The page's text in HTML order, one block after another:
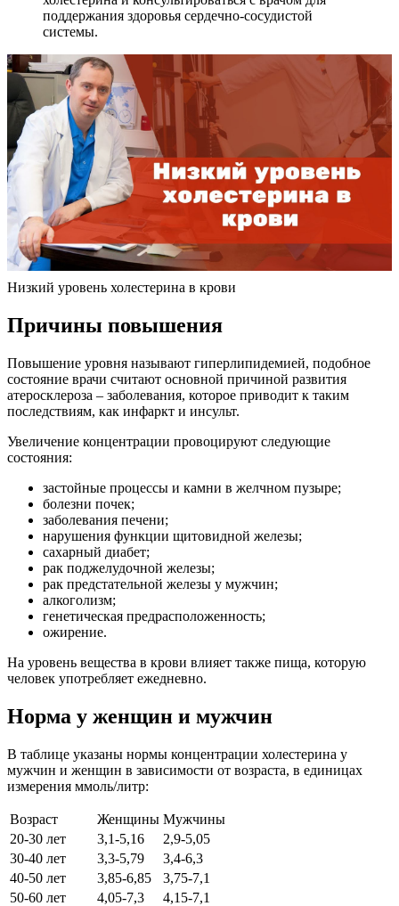
поддержания здоровья сердечно-сосудистой
системы.
Низкий уровень холестерина в крови
Причины повышения
Повышение уровня называют гиперлипидемией, подобное
состояние врачи считают основной причиной развития
атеросклероза – заболевания, которое приводит к таким
последствиям, как инфаркт и инсульт.
Увеличение концентрации провоцируют следующие
состояния:
застойные процессы и камни в желчном пузыре;
болезни почек;
заболевания печени;
нарушения функции щитовидной железы;
сахарный диабет;
рак поджелудочной железы;
рак предстательной железы у мужчин;
алкоголизм;
генетическая предрасположенность;
ожирение.
На уровень вещества в крови влияет также пища, которую
человек употребляет ежедневно.
Норма у женщин и мужчин
В таблице указаны нормы концентрации холестерина у
мужчин и женщин в зависимости от возраста, в единицах
измерения ммоль/литр:
Возраст Женщины Мужчины
20-30 лет
3,1-5,16
2,9-5,05
30-40 лет
3,3-5,79
3,4-6,3
40-50 лет
3,85-6,85
3,75-7,1
50-60 лет
4,05-7,3
4,15-7,1